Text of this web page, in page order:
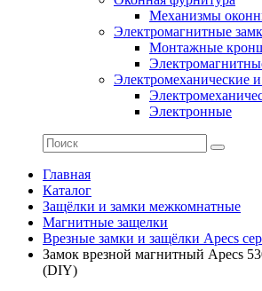
Механизмы
Электромагнитные
Монтажные
Электромеханические
Электронные
Главная
Каталог
Защёлки и замки межкомнатные
Магнитные защелки
Врезные замки и защёлки Apecs
Замок врезной магнитный Apecs
(DIY)